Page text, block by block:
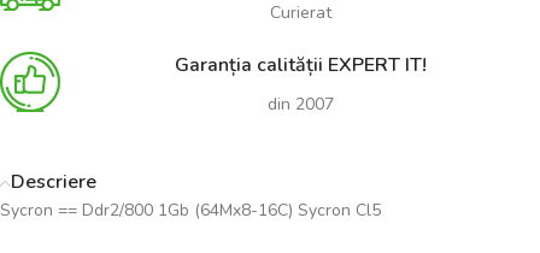
Curierat
Garanția calității EXPERT IT!
din 2007
Descriere
Sycron == Ddr2/800 1Gb (64Mx8-16C) Sycron Cl5